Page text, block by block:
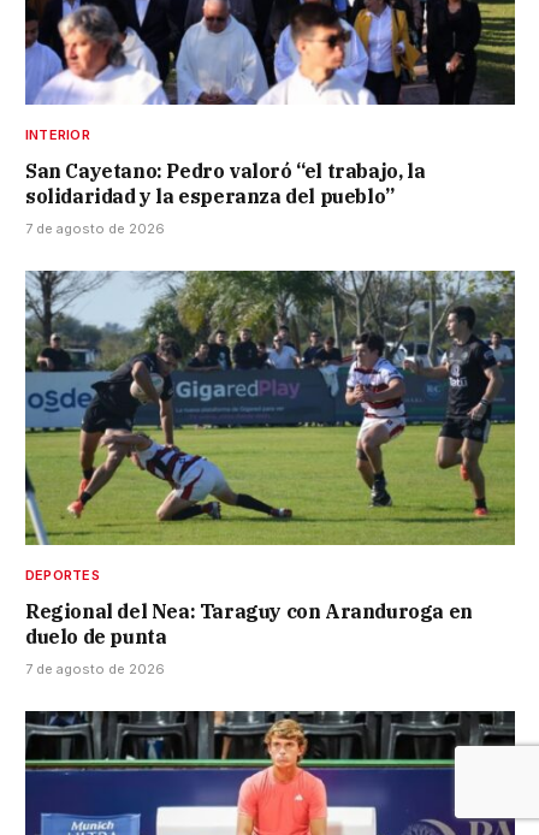
INTERIOR
San Cayetano: Pedro valoró “el trabajo, la
solidaridad y la esperanza del pueblo”
7 de agosto de 2026
DEPORTES
Regional del Nea: Taraguy con Aranduroga en
duelo de punta
7 de agosto de 2026